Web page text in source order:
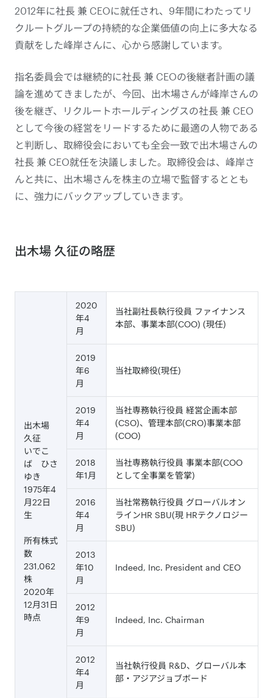
2012年に社長 兼 CEOに就任され、9年間にわたってリ
クルートグループの持続的な企業価値の向上に多大なる
貢献をした峰岸さんに、心から感謝しています。
指名委員会では継続的に社長 兼 CEOの後継者計画の議
論を進めてきましたが、今回、出木場さんが峰岸さんの
後を継ぎ、リクルートホールディングスの社長 兼 CEO
として今後の経営をリードするために最適の人物である
と判断し、取締役会においても全会一致で出木場さんの
社長 兼 CEO就任を決議しました。取締役会は、峰岸さ
んと共に、出木場さんを株主の立場で監督するととも
に、強力にバックアップしていきます。
出木場 久征の略歴
出木場
久征
いでこ
ば ひさ
ゆき
1975年4
月22日
生
所有株式
数
231,062
株
2020年
12月31日
時点
2020
年4
月
当社副社長執行役員 ファイナンス
本部、事業本部(COO) (現任)
2019
年6
月
当社取締役(現任)
2019
年4
月
当社専務執行役員 経営企画本部
(CSO)、管理本部(CRO)事業本部
(COO)
2018
年1月
当社専務執行役員 事業本部(COO
として全事業を管掌)
2016
年4
月
当社常務執行役員 グローバルオン
ラインHR SBU(現 HRテクノロジー
SBU)
2013
年10
月
Indeed, Inc. President and CEO
2012
年9
月
Indeed, Inc. Chairman
2012
年4
月
当社執行役員 R&D、グローバル本
部・アジアジョブボード